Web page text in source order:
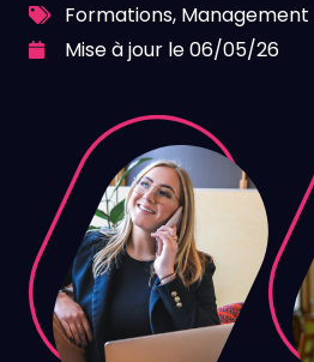
Formations, Management
Mise à jour le 06/05/26